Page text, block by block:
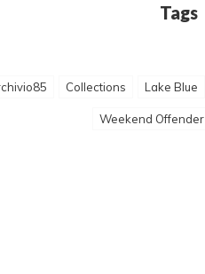
Tags
Collections Lake Blue
Weekend Offender